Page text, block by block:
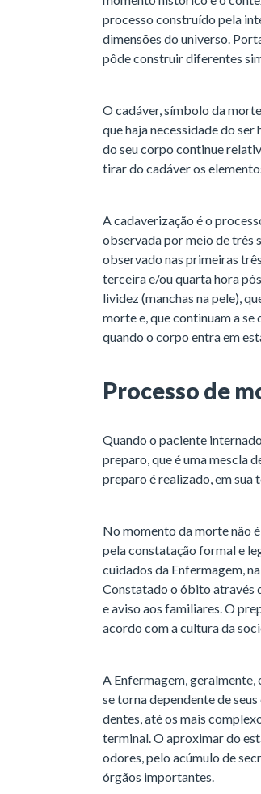
processo construído pela
dimensões do universo.
pôde construir diferentes
O cadáver, símbolo da
que haja necessidade do
do seu corpo continue
tirar do cadáver os
A cadaverização é o
observada por meio de três
observado nas primeiras
terceira e/ou quarta hora
lividez (manchas na pele),
morte e, que continuam a
quando o corpo entra em
Processo de
Quando o paciente
preparo, que é uma mescla
preparo é realizado, em sua
No momento da morte não
pela constatação formal e
cuidados da Enfermagem,
Constatado o óbito através
e aviso aos familiares. O
acordo com a cultura da
A Enfermagem, geralmente,
se torna dependente de
dentes, até os mais
terminal. O aproximar do
odores, pelo acúmulo de
órgãos importantes.